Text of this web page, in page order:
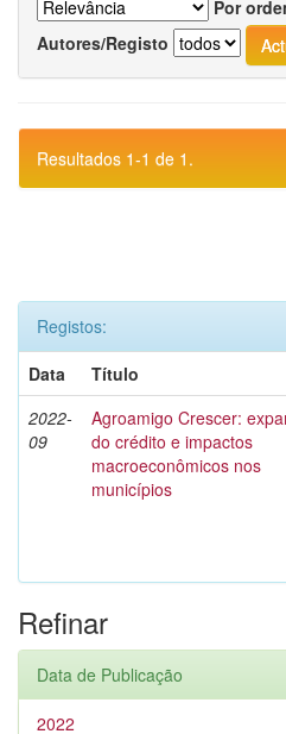
Por
Autores/Registo
Resultados 1-1 de 1.
Registos:
Data
Título
2022-
09
Agroamigo Crescer:
do crédito e impactos
macroeconômicos nos
municípios
Refinar
Data de Publicação
2022